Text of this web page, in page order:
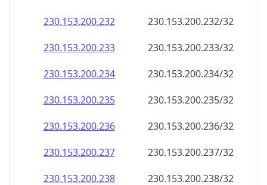
230.153.200.232
230.153.200.232/32
230.153.200.233
230.153.200.233/32
230.153.200.234
230.153.200.234/32
230.153.200.235
230.153.200.235/32
230.153.200.236
230.153.200.236/32
230.153.200.237
230.153.200.237/32
230.153.200.238
230.153.200.238/32